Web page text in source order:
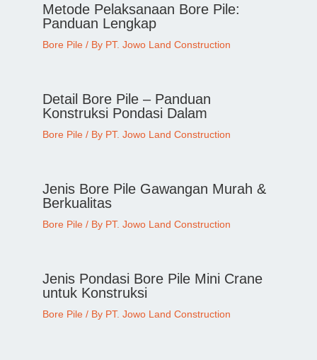
Metode Pelaksanaan Bore Pile:
Panduan Lengkap
Bore Pile / By PT. Jowo Land Construction
Detail Bore Pile – Panduan
Konstruksi Pondasi Dalam
Bore Pile / By PT. Jowo Land Construction
Jenis Bore Pile Gawangan Murah &
Berkualitas
Bore Pile / By PT. Jowo Land Construction
Jenis Pondasi Bore Pile Mini Crane
untuk Konstruksi
Bore Pile / By PT. Jowo Land Construction